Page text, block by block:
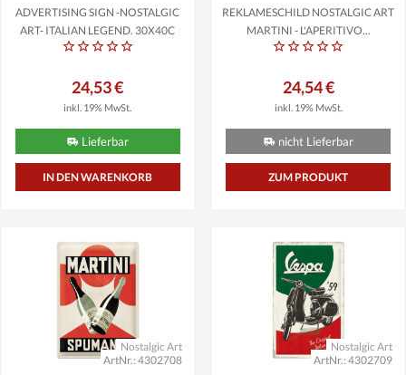
ADVERTISING SIGN -NOSTALGIC
ART- ITALIAN LEGEND, 30X40C
24,53 €
inkl. 19% MwSt.
Lieferbar
REKLAMESCHILD NOSTALGIC ART
MARTINI - L'APERITIVO...
24,54 €
inkl. 19% MwSt.
nicht Lieferbar
ZUM PRODUKT
ArtNr.: 4302708
Nostalgic Art
ArtNr.: 4302709
Nostalgic Art